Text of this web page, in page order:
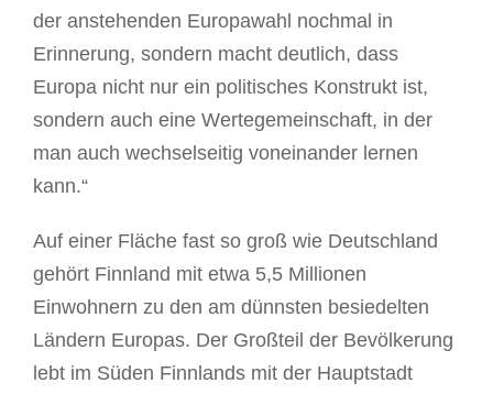
der anstehenden Europawahl nochmal in
Erinnerung, sondern macht deutlich, dass
Europa nicht nur ein politisches Konstrukt ist,
sondern auch eine Wertegemeinschaft, in der
man auch wechselseitig voneinander lernen
kann.“
Auf einer Fläche fast so groß wie Deutschland
gehört Finnland mit etwa 5,5 Millionen
Einwohnern zu den am dünnsten besiedelten
Ländern Europas. Der Großteil der Bevölkerung
lebt im Süden Finnlands mit der Hauptstadt